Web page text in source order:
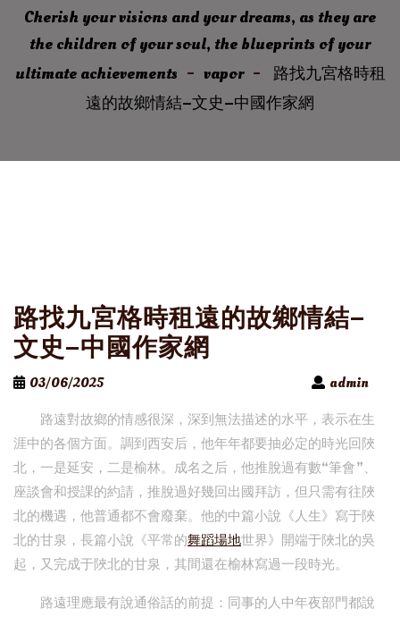
Cherish your visions and your dreams, as they are
the children of your soul, the blueprints of your
ultimate achievements
vapor
路找九宮格時租
遠的故鄉情結–文史–中國作家網
路找九宮格時租遠的故鄉情結–
文史–中國作家網
03/06/2025
admin
路遠對故鄉的情感很深，深到無法描述的水平，表示在生
涯中的各個方面。調到西安后，他年年都要抽必定的時光回陜
北，一是延安，二是榆林。成名之后，他推脫過有數“筆會”、
座談會和授課的約請，推脫過好幾回出國拜訪，但只需有往陜
北的機遇，他普通都不會廢棄。他的中篇小說《人生》寫于陜
北的甘泉，長篇小說《平常的舞蹈場地世界》開端于陜北的吳
起，又完成于陜北的甘泉，其間還在榆林寫過一段時光。
路遠理應最有說通俗話的前提：同事的人中年夜部門都說